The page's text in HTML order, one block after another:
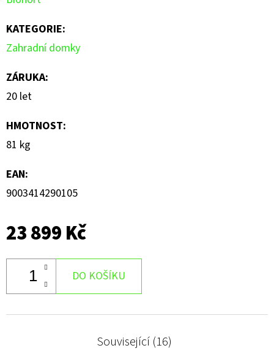
KATEGORIE:
Zahradní domky
ZÁRUKA:
20 let
HMOTNOST:
81 kg
EAN:
9003414290105
23 899 Kč
DO KOŠÍKU
Související (16)